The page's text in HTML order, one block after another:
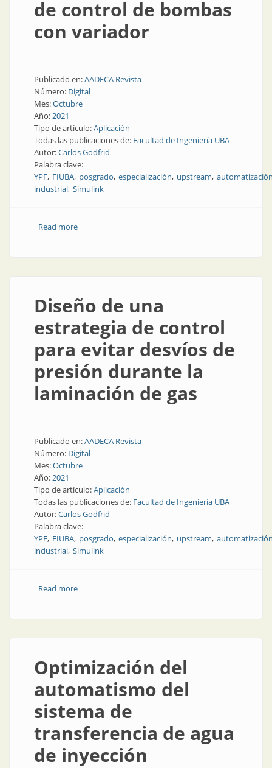
de control de bombas
con variador
Publicado en:AADECA Revista
Número: Digital
Mes:Octubre
Año:2021
Tipo de artículo:Aplicación
Todas las publicaciones de: Facultad de Ingeniería UBA
Autor:Carlos Godfrid
Palabra clave:
YPF FIUBA posgrado especialización upstream
industrial Simulink
Read moreabout Modelado para ajuste de control de bombas
Diseño de una
estrategia de control
para evitar desvíos de
presión durante la
laminación de gas
Publicado en:AADECA Revista
Número: Digital
Mes:Octubre
Año:2021
Tipo de artículo:Aplicación
Todas las publicaciones de: Facultad de Ingeniería UBA
Autor:Carlos Godfrid
Palabra clave:
YPF FIUBA posgrado especialización upstream
industrial Simulink
Read moreabout Diseño de una estrategia de control para evitar
Optimización del
automatismo del
sistema de
transferencia de agua
de inyección